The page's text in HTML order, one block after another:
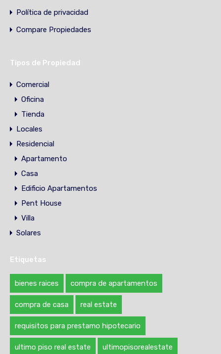
Política de privacidad
Compare Propiedades
Tipos de Propiedad
Comercial
Oficina
Tienda
Locales
Residencial
Apartamento
Casa
Edificio Apartamentos
Pent House
Villa
Solares
Etiquetas
bienes raices compra de apartamentos
compra de casa real estate
requisitos para prestamo hipotecario
ultimo piso real estate ultimopisorealestate